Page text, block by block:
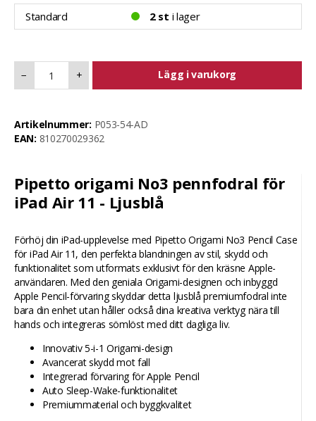
Pipetto origami No3 pennfodral för
iPad Air 11 - Ljusblå
Förhöj din iPad-upplevelse med Pipetto Origami No3 Pencil Case
för iPad Air 11, den perfekta blandningen av stil, skydd och
funktionalitet som utformats exklusivt för den kräsne Apple-
användaren. Med den geniala Origami-designen och inbyggd
Apple Pencil-förvaring skyddar detta ljusblå premiumfodral inte
bara din enhet utan håller också dina kreativa verktyg nära till
hands och integreras sömlöst med ditt dagliga liv.
Innovativ 5-i-1 Origami-design
Avancerat skydd mot fall
Integrerad förvaring för Apple Pencil
Auto Sleep-Wake-funktionalitet
Premiummaterial och byggkvalitet
Standard 2 st i lager
− + Lägg i varukorg
Artikelnummer: P053-54-AD
EAN: 810270029362